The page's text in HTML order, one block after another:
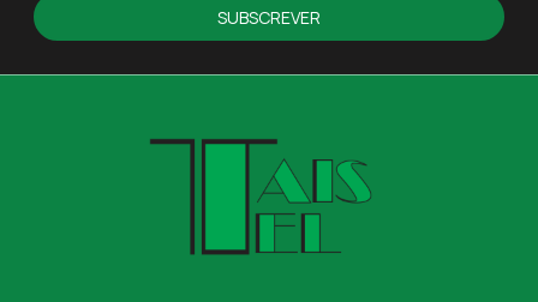
SUBSCREVER